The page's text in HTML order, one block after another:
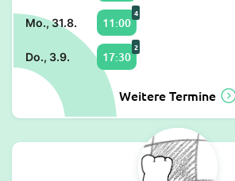
Mo., 31.8. 11:00
4
Do., 3.9. 17:30
2
Weitere Termine